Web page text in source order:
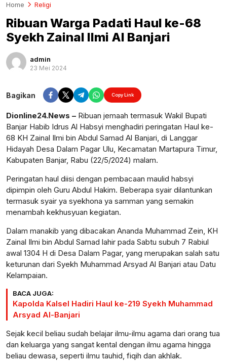
Home Religi
Ribuan Warga Padati Haul ke-68
Syekh Zainal Ilmi Al Banjari
admin
23 Mei 2024
Bagikan Copy Link
Dionline24.News – Ribuan jemaah termasuk Wakil Bupati
Banjar Habib Idrus Al Habsyi menghadiri peringatan Haul ke-
68 KH Zainal Ilmi bin Abdul Samad Al Banjari, di Langgar
Hidayah Desa Dalam Pagar Ulu, Kecamatan Martapura Timur,
Kabupaten Banjar, Rabu (22/5/2024) malam.
Peringatan haul diisi dengan pembacaan maulid habsyi
dipimpin oleh Guru Abdul Hakim. Beberapa syair dilantunkan
termasuk syair ya syekhona ya samman yang semakin
menambah kekhusyuan kegiatan.
Dalam manakib yang dibacakan Ananda Muhammad Zein, KH
Zainal Ilmi bin Abdul Samad lahir pada Sabtu subuh 7 Rabiul
awal 1304 H di Desa Dalam Pagar, yang merupakan salah satu
keturunan dari Syekh Muhammad Arsyad Al Banjari atau Datu
Kelampaian.
BACA JUGA:
Kapolda Kalsel Hadiri Haul ke-219 Syekh Muhammad
Arsyad Al-Banjari
Sejak kecil beliau sudah belajar ilmu-ilmu agama dari orang tua
dan keluarga yang sangat kental dengan ilmu agama hingga
beliau dewasa, seperti ilmu tauhid, fiqih dan akhlak.